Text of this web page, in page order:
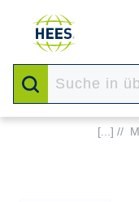
[...] //